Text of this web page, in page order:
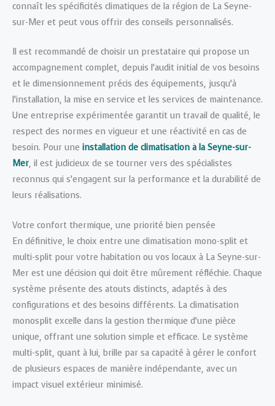
connaît les spécificités climatiques de la région de La Seyne-
sur-Mer et peut vous offrir des conseils personnalisés.
Il est recommandé de choisir un prestataire qui propose un
accompagnement complet, depuis l’audit initial de vos besoins
et le dimensionnement précis des équipements, jusqu’à
l’installation, la mise en service et les services de maintenance.
Une entreprise expérimentée garantit un travail de qualité, le
respect des normes en vigueur et une réactivité en cas de
besoin. Pour une installation de climatisation à la Seyne-sur-
Mer, il est judicieux de se tourner vers des spécialistes
reconnus qui s’engagent sur la performance et la durabilité de
leurs réalisations.
Votre confort thermique, une priorité bien pensée
En définitive, le choix entre une climatisation mono-split et
multi-split pour votre habitation ou vos locaux à La Seyne-sur-
Mer est une décision qui doit être mûrement réfléchie. Chaque
système présente des atouts distincts, adaptés à des
configurations et des besoins différents. La climatisation
monosplit excelle dans la gestion thermique d’une pièce
unique, offrant une solution simple et efficace. Le système
multi-split, quant à lui, brille par sa capacité à gérer le confort
de plusieurs espaces de manière indépendante, avec un
impact visuel extérieur minimisé.